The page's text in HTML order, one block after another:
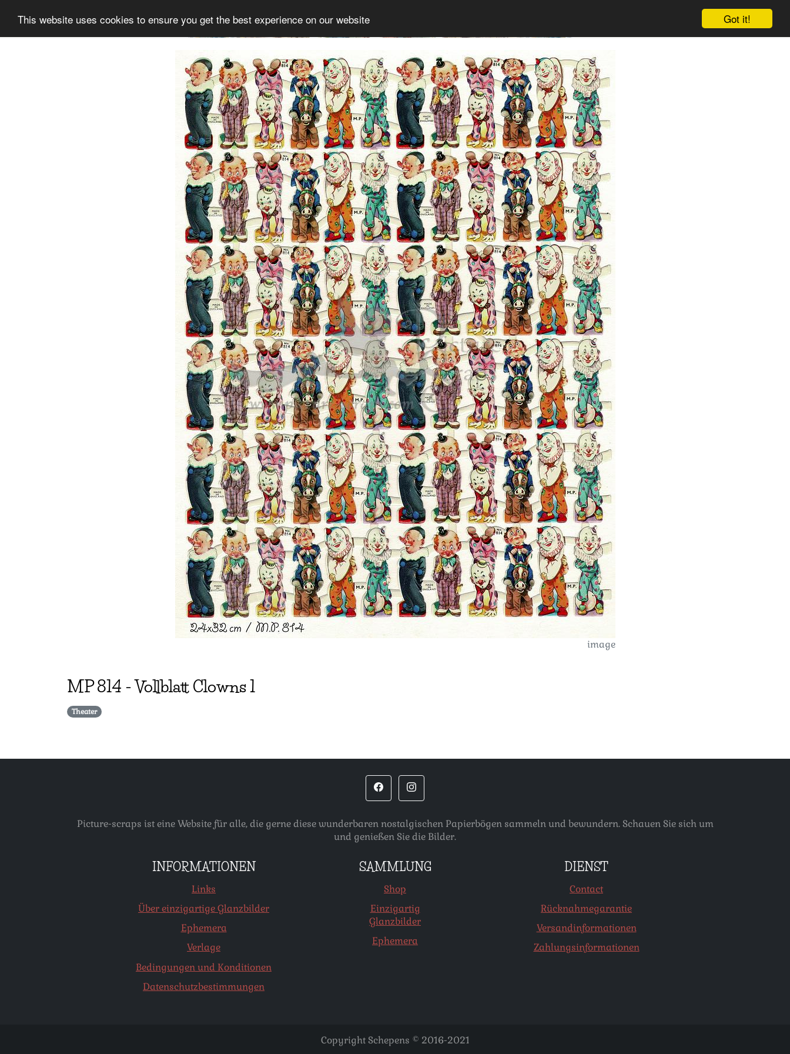
Got it!
This website uses cookies to ensure you get the best experience on our website
Information Sammlung Anmelden
image
MP 814 -Vollblatt Clowns 1
Theater
Picture-scraps ist eine Website für alle, die gerne diese wunderbaren nostalgischen Papierbögen sammeln und bewundern. Schauen Sie sich um
und genießen Sie die Bilder.
INFORMATIONEN
Links
Über einzigartige Glanzbilder
Ephemera
Verlage
Bedingungen und Konditionen
Datenschutzbestimmungen
SAMMLUNG
Shop
Einzigartig
Glanzbilder
Ephemera
DIENST
Contact
Rücknahmegarantie
Versandinformationen
Zahlungsinformationen
Copyright Schepens © 2016-2021